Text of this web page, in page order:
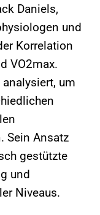
Daniels,
und
Korrelation
VO2max.
um
Sein Ansatz
gestützte
und
Niveaus.